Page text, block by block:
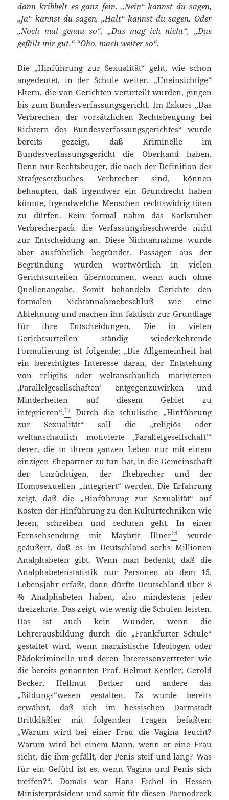
dann kribbelt es ganz fein. „Nein“ kannst du sagen,
„Ja“ kannst du sagen, „Halt“ kannst du sagen, Oder
„Noch mal genau so“, „Das mag ich nicht“, „Das
gefällt mir gut.“ “Oho, mach weiter so“.
Die „Hinführung zur Sexualität“ geht, wie schon
angedeutet, in der Schule weiter. „Uneinsichtige“
Eltern, die von Gerichten verurteilt wurden, gingen
bis zum Bundesverfassungsgericht. Im Exkurs „Das
Verbrechen der vorsätzlichen Rechtsbeugung bei
Richtern des Bundesverfassungsgerichtes“ wurde
bereits gezeigt, daß Kriminelle im
Bundesverfassungsgericht die Oberhand haben.
Denn nur Rechtsbeuger, die nach der Definition des
Strafgesetzbuches Verbrecher sind, können
behaupten, daß irgendwer ein Grundrecht haben
könnte, irgendwelche Menschen rechtswidrig töten
zu dürfen. Rein formal nahm das Karlsruher
Verbrecherpack die Verfassungsbeschwerde nicht
zur Entscheidung an. Diese Nichtannahme wurde
aber ausführlich begründet. Passagen aus der
Begründung wurden wortwörtlich in vielen
Gerichtsurteilen übernommen, wenn auch ohne
Quellenangabe. Somit behandeln Gerichte den
formalen Nichtannahmebeschluß wie eine
Ablehnung und machen ihn faktisch zur Grundlage
für ihre Entscheidungen. Die in vielen
Gerichtsurteilen ständig wiederkehrende
Formulierung ist folgende: „Die Allgemeinheit hat
ein berechtigtes Interesse daran, der Entstehung
von religiös oder weltanschaulich motivierten
‚Parallelgesellschaften’ entgegenzuwirken und
Minderheiten auf diesem Gebiet zu
integrieren“.17
Durch die schulische „Hinführung
zur Sexualität“ soll die „religiös oder
weltanschaulich motivierte ‚Parallelgesellschaft’“
derer, die in ihrem ganzen Leben nur mit einem
einzigen Ehepartner zu tun hat, in die Gemeinschaft
der Unzüchtigen, der Ehebrecher und der
Homosexuellen „integriert“ werden. Die Erfahrung
zeigt, daß die „Hinführung zur Sexualität“ auf
Kosten der Hinführung zu den Kulturtechniken wie
lesen, schreiben und rechnen geht. In einer
Fernsehsendung mit Maybrit Illner18wurde
geäußert, daß es in Deutschland sechs Millionen
Analphabeten gibt. Wenn man bedenkt, daß die
Analphabetenstatistik nur Personen ab dem 15.
Lebensjahr erfaßt, dann dürfte Deutschland über 8
% Analphabeten haben, also mindestens jeder
dreizehnte. Das zeigt, wie wenig die Schulen leisten.
Das ist auch kein Wunder, wenn die
Lehrerausbildung durch die „Frankfurter Schule“
gestaltet wird, wenn marxistische Ideologen oder
Pädokriminelle und deren Interessenvertreter wie
die bereits genannten Prof. Helmut Kentler, Gerold
Becker, Hellmut Becker und andere das
„Bildungs“wesen gestalten. Es wurde bereits
erwähnt, daß sich im hessischen Darmstadt
Drittkläßler mit folgenden Fragen befaßten:
„Warum wird bei einer Frau die Vagina feucht?
Warum wird bei einem Mann, wenn er eine Frau
sieht, die ihm gefällt, der Penis steif und lang? Was
für ein Gefühl ist es, wenn Vagina und Penis sich
treffen?“. Damals war Hans Eichel in Hessen
Ministerpräsident und somit für diesen Pornodreck